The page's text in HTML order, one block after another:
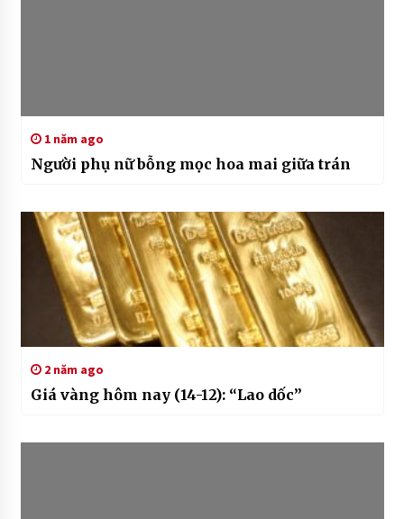
1 năm ago
Người phụ nữ bỗng mọc hoa mai giữa trán
2 năm ago
Giá vàng hôm nay (14-12): “Lao dốc”